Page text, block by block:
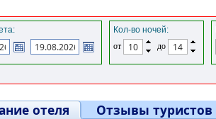
Кол-во ночей:
от
до
отеля Отзывы туристов